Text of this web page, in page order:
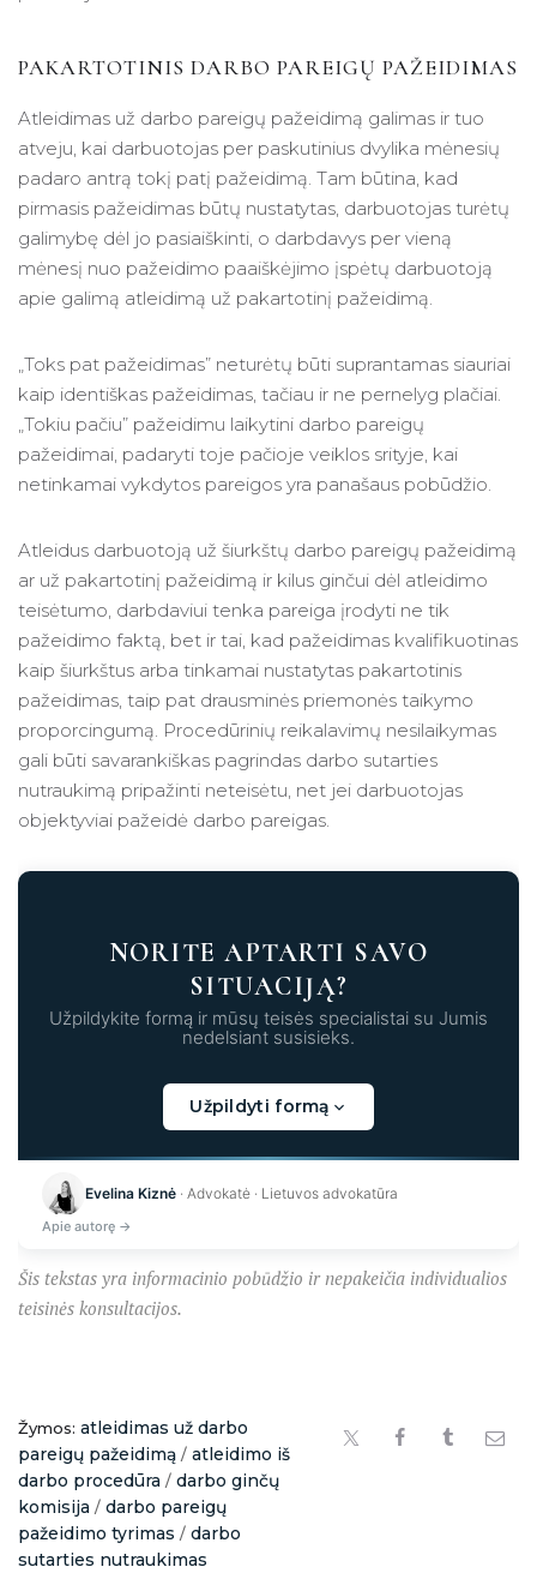
PAKARTOTINIS DARBO PAREIGŲ PAŽEIDIMAS
Atleidimas už darbo pareigų pažeidimą galimas ir tuo
atveju, kai darbuotojas per paskutinius dvylika mėnesių
padaro antrą tokį patį pažeidimą. Tam būtina, kad
pirmasis pažeidimas būtų nustatytas, darbuotojas turėtų
galimybę dėl jo pasiaiškinti, o darbdavys per vieną
mėnesį nuo pažeidimo paaiškėjimo įspėtų darbuotoją
apie galimą atleidimą už pakartotinį pažeidimą.
„Toks pat pažeidimas” neturėtų būti suprantamas siauriai
kaip identiškas pažeidimas, tačiau ir ne pernelyg plačiai.
„Tokiu pačiu” pažeidimu laikytini darbo pareigų
pažeidimai, padaryti toje pačioje veiklos srityje, kai
netinkamai vykdytos pareigos yra panašaus pobūdžio.
Atleidus darbuotoją už šiurkštų darbo pareigų pažeidimą
ar už pakartotinį pažeidimą ir kilus ginčui dėl atleidimo
teisėtumo, darbdaviui tenka pareiga įrodyti ne tik
pažeidimo faktą, bet ir tai, kad pažeidimas kvalifikuotinas
kaip šiurkštus arba tinkamai nustatytas pakartotinis
pažeidimas, taip pat drausminės priemonės taikymo
proporcingumą. Procedūrinių reikalavimų nesilaikymas
gali būti savarankiškas pagrindas darbo sutarties
nutraukimą pripažinti neteisėtu, net jei darbuotojas
objektyviai pažeidė darbo pareigas.
NORITE APTARTI SAVO
SITUACIJĄ?
Užpildykite formą ir mūsų teisės specialistai su Jumis
nedelsiant susisieks.
Užpildyti formą
Kraunama...
Evelina Kiznė · Advokatė · Lietuvos advokatūra
Apie autorę →
Šis tekstas yra informacinio pobūdžio ir nepakeičia individualios
teisinės konsultacijos.
Žymos: atleidimas už darbo
pareigų pažeidimą / atleidimo iš
darbo procedūra / darbo ginčų
komisija / darbo pareigų
pažeidimo tyrimas / darbo
sutarties nutraukimas